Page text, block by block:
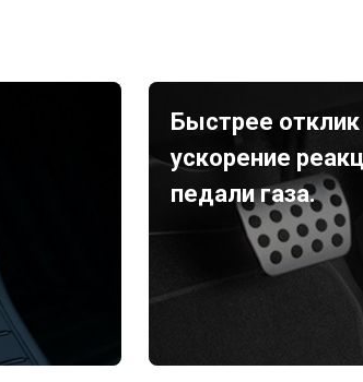
Быстрее отклик
ускорение
педали газа.